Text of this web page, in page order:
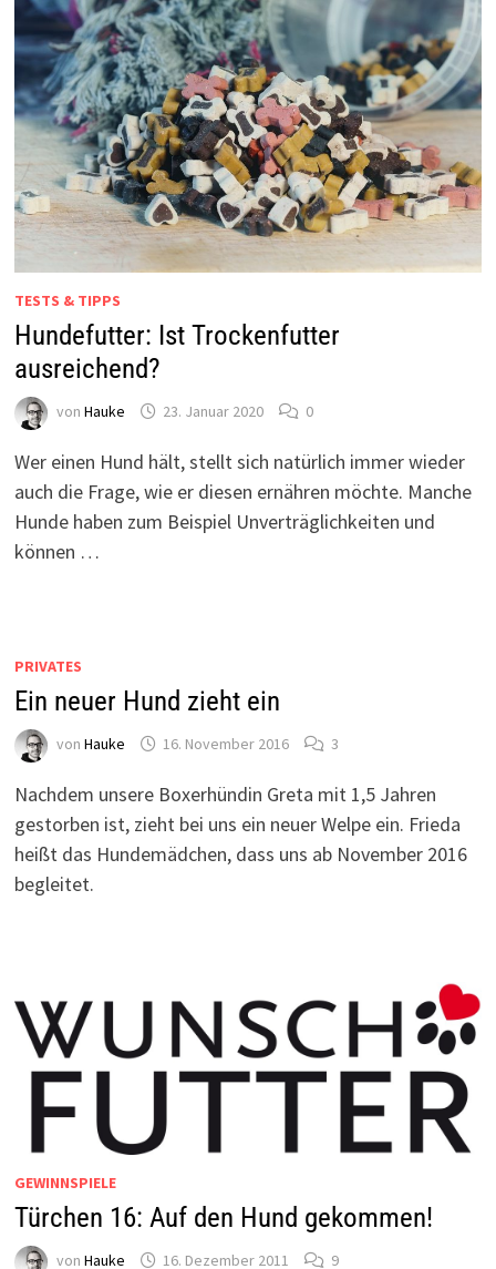
TESTS & TIPPS
Hundefutter: Ist Trockenfutter
ausreichend?
von Hauke 23. Januar 2020 0
Wer einen Hund hält, stellt sich natürlich immer wieder
auch die Frage, wie er diesen ernähren möchte. Manche
Hunde haben zum Beispiel Unverträglichkeiten und
können …
PRIVATES
Ein neuer Hund zieht ein
von Hauke 16. November 2016 3
Nachdem unsere Boxerhündin Greta mit 1,5 Jahren
gestorben ist, zieht bei uns ein neuer Welpe ein. Frieda
heißt das Hundemädchen, dass uns ab November 2016
begleitet.
GEWINNSPIELE
Türchen 16: Auf den Hund gekommen!
von Hauke 16. Dezember 2011 9